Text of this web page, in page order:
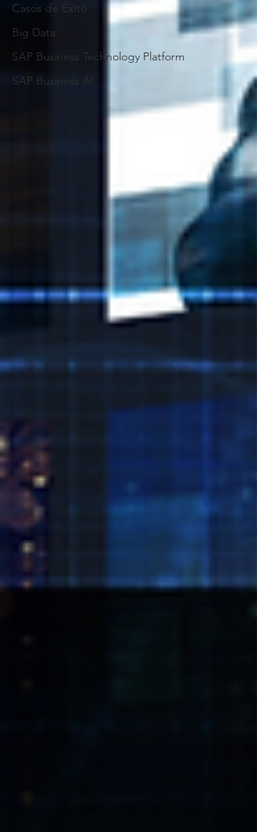
Casos de Éxito
Big Data
SAP Business Technology Platform
SAP Business AI